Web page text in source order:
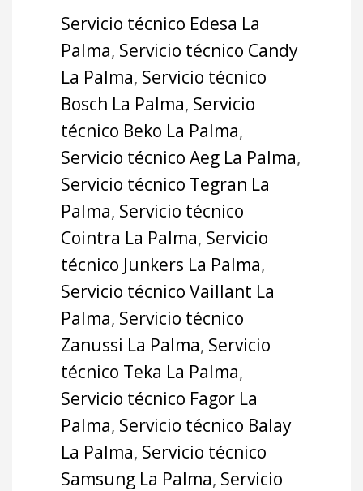
Servicio técnico Edesa La
Palma, Servicio técnico Candy
La Palma, Servicio técnico
Bosch La Palma, Servicio
técnico Beko La Palma,
Servicio técnico Aeg La Palma,
Servicio técnico Tegran La
Palma, Servicio técnico
Cointra La Palma, Servicio
técnico Junkers La Palma,
Servicio técnico Vaillant La
Palma, Servicio técnico
Zanussi La Palma, Servicio
técnico Teka La Palma,
Servicio técnico Fagor La
Palma, Servicio técnico Balay
La Palma, Servicio técnico
Samsung La Palma, Servicio